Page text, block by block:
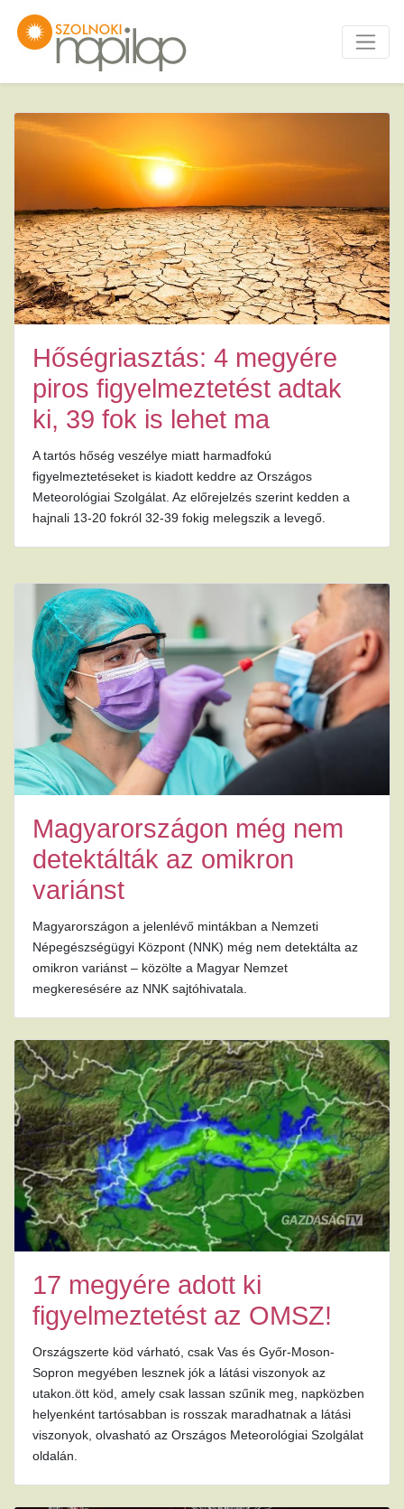
Hőségriasztás: 4 megyére
piros figyelmeztetést adtak
ki, 39 fok is lehet ma
A tartós hőség veszélye miatt harmadfokú
figyelmeztetéseket is kiadott keddre az Országos
Meteorológiai Szolgálat. Az előrejelzés szerint kedden a
hajnali 13-20 fokról 32-39 fokig melegszik a levegő.
Magyarországon még nem
detektálták az omikron
variánst
Magyarországon a jelenlévő mintákban a Nemzeti
Népegészségügyi Központ (NNK) még nem detektálta az
omikron variánst – közölte a Magyar Nemzet
megkeresésére az NNK sajtóhivatala.
17 megyére adott ki
figyelmeztetést az OMSZ!
Országszerte köd várható, csak Vas és Győr-Moson-
Sopron megyében lesznek jók a látási viszonyok az
utakon.ött köd, amely csak lassan szűnik meg, napközben
helyenként tartósabban is rosszak maradhatnak a látási
viszonyok, olvasható az Országos Meteorológiai Szolgálat
oldalán.